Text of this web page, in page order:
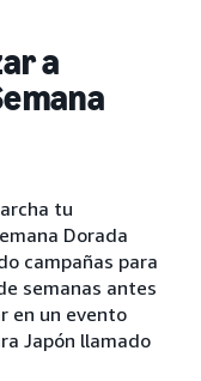
a
tu
Dorada
campañas para
semanas antes
en un evento
Japón llamado